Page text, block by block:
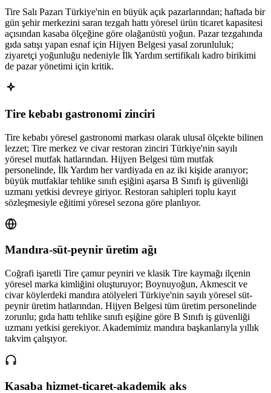
Tire Salı Pazarı Türkiye'nin en büyük açık pazarlarından; haftada bir
gün şehir merkezini saran tezgah hattı yöresel ürün ticaret kapasitesi
açısından kasaba ölçeğine göre olağanüstü yoğun. Pazar tezgahında
gıda satışı yapan esnaf için Hijyen Belgesi yasal zorunluluk;
ziyaretçi yoğunluğu nedeniyle İlk Yardım sertifikalı kadro birikimi
de pazar yönetimi için kritik.
Tire kebabı gastronomi zinciri
Tire kebabı yöresel gastronomi markası olarak ulusal ölçekte bilinen
lezzet; Tire merkez ve civar restoran zinciri Türkiye'nin sayılı
yöresel mutfak hatlarından. Hijyen Belgesi tüm mutfak
personelinde, İlk Yardım her vardiyada en az iki kişide aranıyor;
büyük mutfaklar tehlike sınıfı eşiğini aşarsa B Sınıfı iş güvenliği
uzmanı yetkisi devreye giriyor. Restoran sahipleri toplu kayıt
sözleşmesiyle eğitimi yöresel sezona göre planlıyor.
Mandıra-süt-peynir üretim ağı
Coğrafi işaretli Tire çamur peyniri ve klasik Tire kaymağı ilçenin
yöresel marka kimliğini oluşturuyor; Boynuyoğun, Akmescit ve
civar köylerdeki mandıra atölyeleri Türkiye'nin sayılı yöresel süt-
peynir üretim hatlarından. Hijyen Belgesi tüm üretim personelinde
zorunlu; gıda hattı tehlike sınıfı eşiğine göre B Sınıfı iş güvenliği
uzmanı yetkisi gerekiyor. Akademimiz mandıra başkanlarıyla yıllık
takvim çalışıyor.
Kasaba hizmet-ticaret-akademik aks